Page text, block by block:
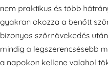
nem praktikus és több
gyakran okozza a benőtt
bizonyos szőrnövekedés
mindig a legszerencsésebb
a napokon kellene valahol